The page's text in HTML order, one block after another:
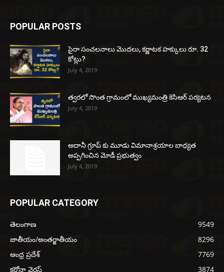
POPULAR POSTS
సైరా సంచలనాలు మొదలు, కర్ణాటక హక్కులు రూ. 32
కోట్లు?
July 4, 2019
త్వరలో సొంత గ్రామంలో ముఖ్యమంత్రి కెసిఆర్ పర్యటన
July 4, 2019
అదానీ గ్రూప్ కు మూడు విమానాశ్రయాల బాధ్యత
అప్పగించిన మోడీ ప్రభుత్వం
July 4, 2019
POPULAR CATEGORY
తెలంగాణ
9549
జాతీయం/అంతర్జాతీయం
8296
ఆంధ్ర ప్రదేశ్
7769
కరోనా వైరస్
3874